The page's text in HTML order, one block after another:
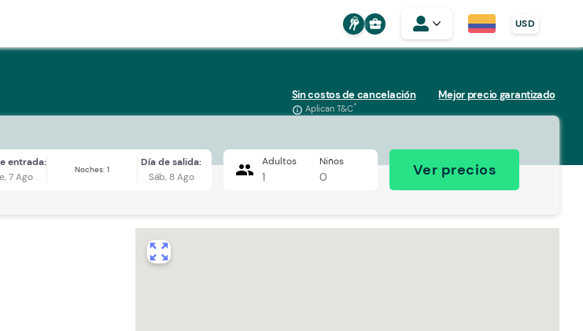
business_center USD
Sin costos de cancelación
info_outline Aplican T&C*
Mejor precio garantizado
entrada:
7 Ago
Noches: 1
Día de salida:
Sáb, 8 Ago
people Adultos
1
Niños
0 Ver precios
zoom_out_map